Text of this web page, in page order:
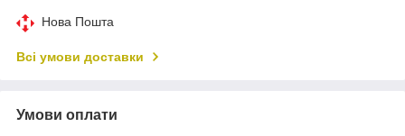
Нова Пошта
Всі умови доставки
Умови оплати